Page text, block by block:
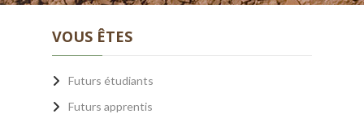
VOUS ÊTES
Futurs étudiants
Futurs apprentis